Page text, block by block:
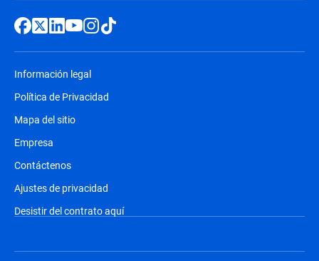
Información legal
Política de Privacidad
Mapa del sitio
Empresa
Contáctenos
Ajustes de privacidad
Desistir del contrato aquí